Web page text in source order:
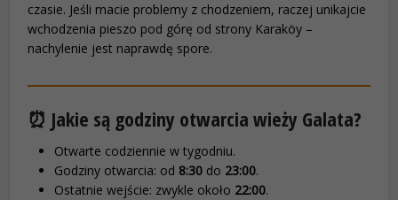
czasie. Jeśli macie problemy z chodzeniem, raczej unikajcie
wchodzenia pieszo pod górę od strony Karaköy –
nachylenie jest naprawdę spore.
⏰ Jakie są godziny otwarcia wieży Galata?
Otwarte codziennie w tygodniu.
Godziny otwarcia: od 8:30 do 23:00.
Ostatnie wejście: zwykle około 22:00.